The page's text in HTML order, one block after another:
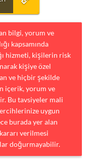
bilgi, yorum ve
kapsamında
hizmeti, kişilerin risk
kişiye özel
ve hiçbir şekilde
içerik, yorum ve
Bu tavsiyeler mali
uygun
burada yer alan
verilmesi
doğurmayabilir.